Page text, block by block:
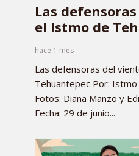
Las
el Istmo de
hace 1 mes
Las defensoras del
Tehuantepec Por:
Fotos: Diana Manzo y
Fecha: 29 de junio...